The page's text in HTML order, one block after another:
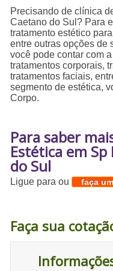
Precisando de clínica
Caetano do Sul? Para
tratamento estético
entre outras opções de
você pode contar com
tratamentos corporais,
tratamentos faciais,
segmento de estética,
Corpo.
Para saber
Estética em
do Sul
Ligue paraou faça
Faça sua